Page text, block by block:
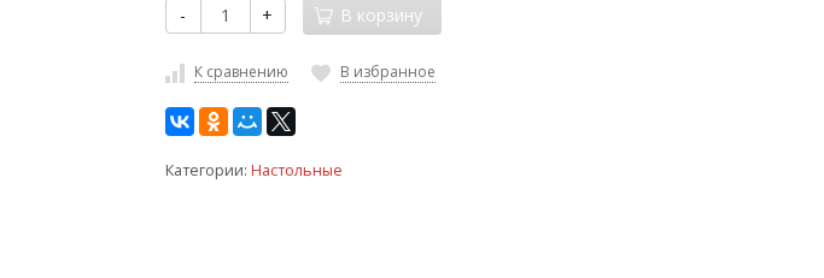
- + В корзину
К сравнению В избранное
Категории: Настольные